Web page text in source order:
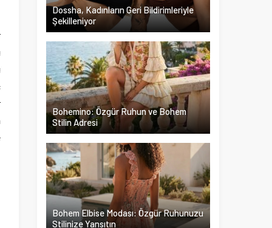
Dossha, Kadınların Geri Bildirimleriyle
Şekilleniyor
Bohemino: Özgür Ruhun ve Bohem
Stilin Adresi
Bohem Elbise Modası: Özgür Ruhunuzu
Stilinize Yansıtın